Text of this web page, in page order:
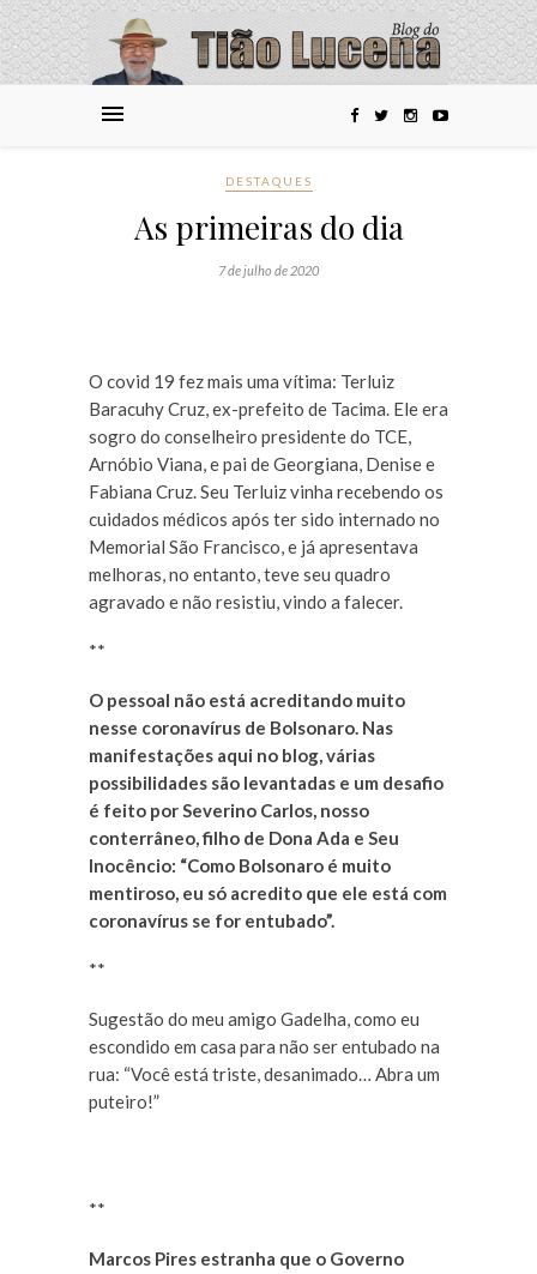
DESTAQUES
As primeiras do dia
7 de julho de 2020
O covid 19 fez mais uma vítima: Terluiz
Baracuhy Cruz, ex-prefeito de Tacima. Ele era
sogro do conselheiro presidente do TCE,
Arnóbio Viana, e pai de Georgiana, Denise e
Fabiana Cruz. Seu Terluiz vinha recebendo os
cuidados médicos após ter sido internado no
Memorial São Francisco, e já apresentava
melhoras, no entanto, teve seu quadro
agravado e não resistiu, vindo a falecer.
**
O pessoal não está acreditando muito
nesse coronavírus de Bolsonaro. Nas
manifestações aqui no blog, várias
possibilidades são levantadas e um desafio
é feito por Severino Carlos, nosso
conterrâneo, filho de Dona Ada e Seu
Inocêncio: “Como Bolsonaro é muito
mentiroso, eu só acredito que ele está com
coronavírus se for entubado”.
**
Sugestão do meu amigo Gadelha, como eu
escondido em casa para não ser entubado na
rua: “Você está triste, desanimado… Abra um
puteiro!”
**
Marcos Pires estranha que o Governo